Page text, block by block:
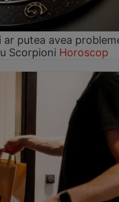
putea avea
Scorpioni Horoscop